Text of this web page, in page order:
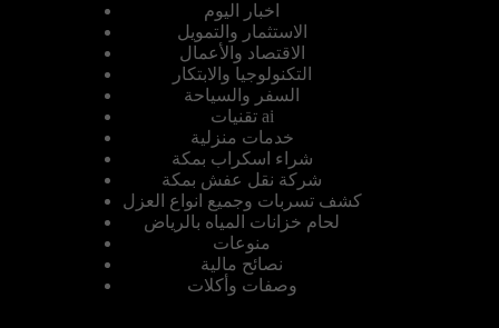
اخبار اليوم
الاستثمار والتمويل
الاقتصاد والأعمال
التكنولوجيا والابتكار
السفر والسياحة
تقنيات ai
خدمات منزلية
شراء اسكراب بمكة
شركة نقل عفش بمكة
كشف تسربات وجميع انواع العزل
لحام خزانات المياه بالرياض
منوعات
نصائح مالية
وصفات وأكلات